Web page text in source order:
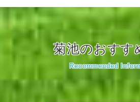
菊池のおすす
Recommended